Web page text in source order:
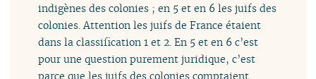
indigènes des colonies ; en 5 et en 6 les juifs des
colonies. Attention les juifs de France étaient
dans la classification 1 et 2. En 5 et en 6 c’est
pour une question purement juridique, c’est
parce que les juifs des colonies comptaient